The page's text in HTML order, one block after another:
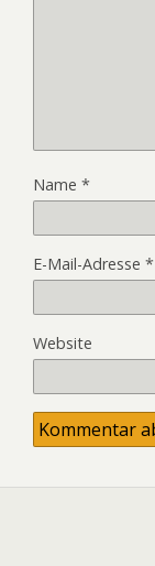
Name *
E-Mail-Adresse *
Website